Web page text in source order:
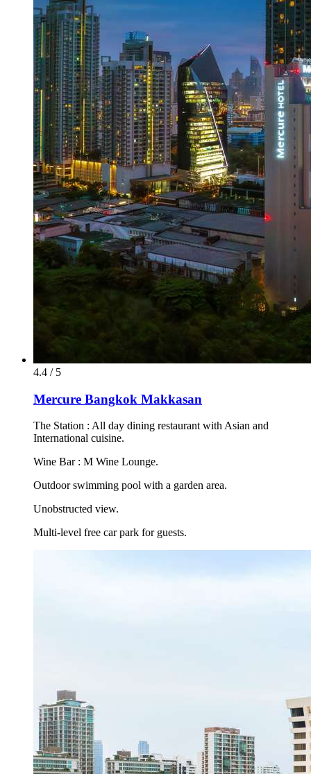
4.4 / 5
Mercure Bangkok Makkasan
The Station : All day dining restaurant with Asian and
International cuisine.
Wine Bar : M Wine Lounge.
Outdoor swimming pool with a garden area.
Unobstructed view.
Multi-level free car park for guests.